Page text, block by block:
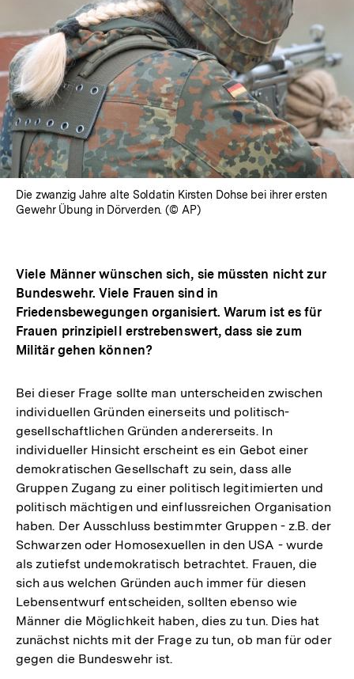
Die zwanzig Jahre alte Soldatin Kirsten Dohse bei ihrer ersten
Gewehr Übung in Dörverden. (© AP)
Viele Männer wünschen sich, sie müssten nicht zur
Bundeswehr. Viele Frauen sind in
Friedensbewegungen organisiert. Warum ist es für
Frauen prinzipiell erstrebenswert, dass sie zum
Militär gehen können?
Bei dieser Frage sollte man unterscheiden zwischen
individuellen Gründen einerseits und politisch-
gesellschaftlichen Gründen andererseits. In
individueller Hinsicht erscheint es ein Gebot einer
demokratischen Gesellschaft zu sein, dass alle
Gruppen Zugang zu einer politisch legitimierten und
politisch mächtigen und einflussreichen Organisation
haben. Der Ausschluss bestimmter Gruppen - z.B. der
Schwarzen oder Homosexuellen in den USA - wurde
als zutiefst undemokratisch betrachtet. Frauen, die
sich aus welchen Gründen auch immer für diesen
Lebensentwurf entscheiden, sollten ebenso wie
Männer die Möglichkeit haben, dies zu tun. Dies hat
zunächst nichts mit der Frage zu tun, ob man für oder
gegen die Bundeswehr ist.